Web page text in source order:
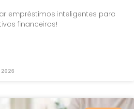
empréstimos inteligentes para
financeiros!
2026